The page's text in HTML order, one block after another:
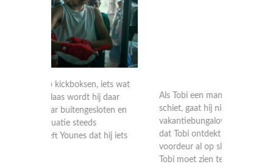
Als Tobi een man in een rolstoel te hulp
schiet, gaat hij nietsvermoedend een
vakantiebungalow binnen. Op het moment
dat Tobi ontdekt dat er iets niet klopt zit de
voordeur al op slot en is de rolstoel leeg.